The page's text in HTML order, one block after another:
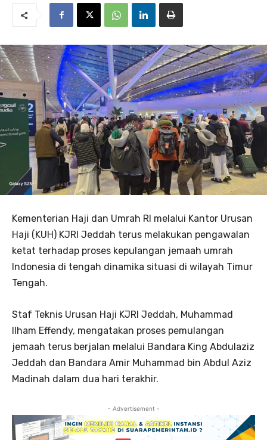
Kementerian Haji dan Umrah RI melalui Kantor Urusan
Haji (KUH) KJRI Jeddah terus melakukan pengawalan
ketat terhadap proses kepulangan jemaah umrah
Indonesia di tengah dinamika situasi di wilayah Timur
Tengah.
Staf Teknis Urusan Haji KJRI Jeddah, Muhammad
Ilham Effendy, mengatakan proses pemulangan
jemaah terus berjalan melalui Bandara King Abdulaziz
Jeddah dan Bandara Amir Muhammad bin Abdul Aziz
Madinah dalam dua hari terakhir.
- Advertisement -